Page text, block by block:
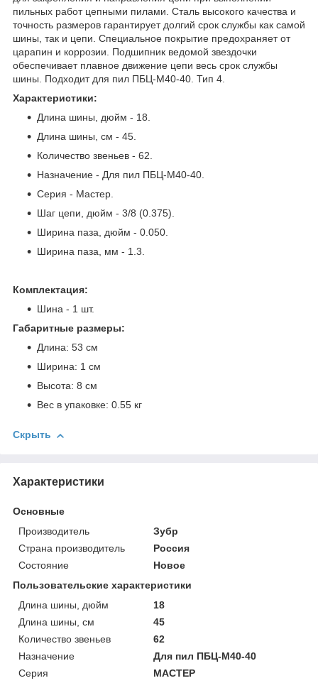
пильных работ цепными пилами. Сталь высокого качества и
точность размеров гарантирует долгий срок службы как самой
шины, так и цепи. Специальное покрытие предохраняет от
царапин и коррозии. Подшипник ведомой звездочки
обеспечивает плавное движение цепи весь срок службы
шины. Подходит для пил ПБЦ-М40-40. Тип 4.
Характеристики:
Длина шины, дюйм - 18.
Длина шины, см - 45.
Количество звеньев - 62.
Назначение - Для пил ПБЦ-М40-40.
Серия - Мастер.
Шаг цепи, дюйм - 3/8 (0.375).
Ширина паза, дюйм - 0.050.
Ширина паза, мм - 1.3.
Комплектация:
Шина - 1 шт.
Габаритные размеры:
Длина: 53 см
Ширина: 1 см
Высота: 8 см
Вес в упаковке: 0.55 кг
Скрыть
Характеристики
Основные
Производитель
Зубр
Страна производитель
Россия
Состояние
Новое
Пользовательские характеристики
Длина шины, дюйм
18
Длина шины, см
45
Количество звеньев
62
Назначение
Для пил ПБЦ-М40-40
Серия
МАСТЕР